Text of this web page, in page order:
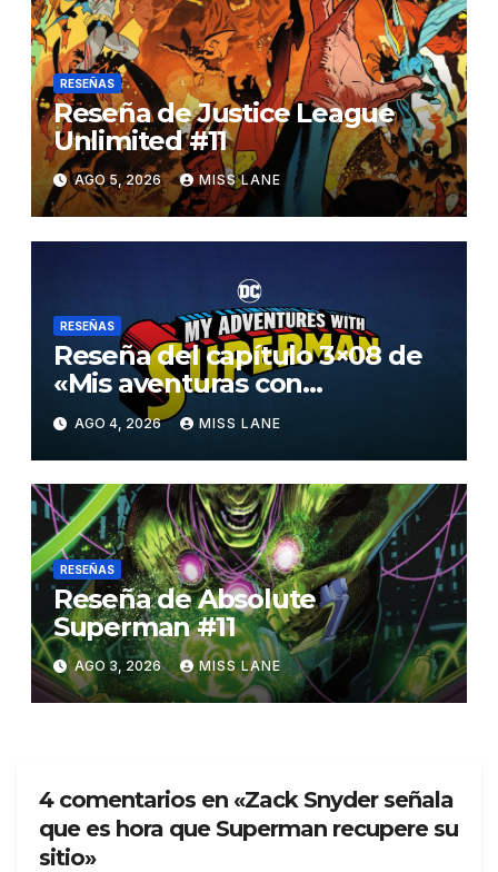
RESEÑAS
Reseña de Justice League
Unlimited #11
AGO 5, 2026 MISS LANE
RESEÑAS
Reseña del capítulo 3×08 de
«Mis aventuras con
Superman»
AGO 4, 2026 MISS LANE
RESEÑAS
Reseña de Absolute
Superman #11
AGO 3, 2026 MISS LANE
4 comentarios en «Zack Snyder señala
que es hora que Superman recupere su
sitio»